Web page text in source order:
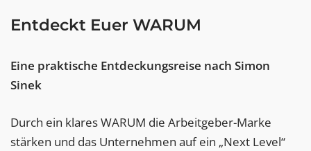
Entdeckt Euer WARUM
Eine praktische Entdeckungsreise nach Simon
Sinek
Durch ein klares WARUM die Arbeitgeber-Marke
stärken und das Unternehmen auf ein „Next Level“